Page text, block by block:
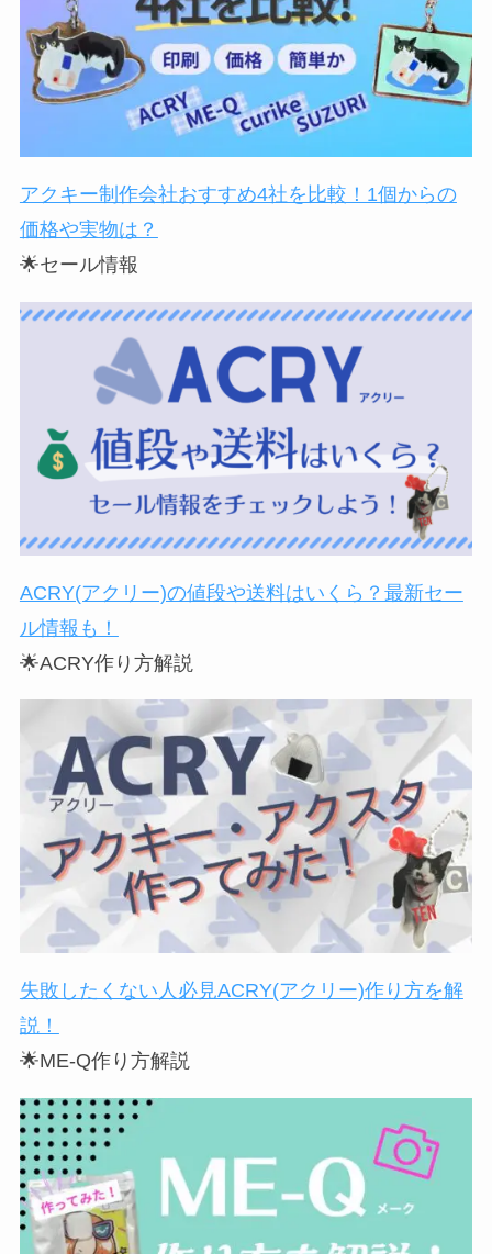
アクキー制作会社おすすめ4社を比較！1個からの
価格や実物は？
🌟セール情報
ACRY(アクリー)の値段や送料はいくら？最新セー
ル情報も！
🌟ACRY作り方解説
失敗したくない人必見ACRY(アクリー)作り方を解
説！
🌟ME-Q作り方解説